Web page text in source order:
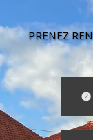
PRENEZ